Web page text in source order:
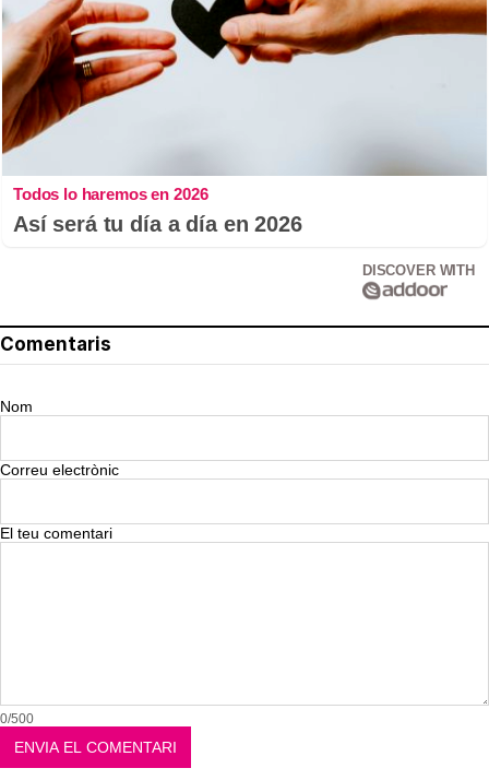
Todos lo haremos en 2026
Así será tu día a día en 2026
DISCOVER WITH
Comentaris
Nom
Correu electrònic
El teu comentari
0/500